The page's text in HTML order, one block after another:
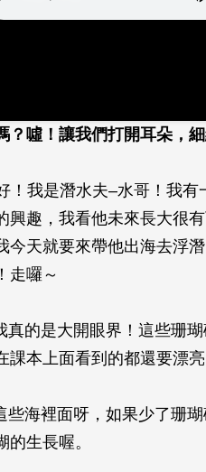
噓！讓我們打開耳朵，
！我是潛水夫–水哥！我
興趣，我看他未來長大很
今天就要來帶他出海去浮
走囉～
真的是大開眼界！這些珊
課本上面看到的都還要漂亮
些海裡面呀，如果少了珊
生長喔。